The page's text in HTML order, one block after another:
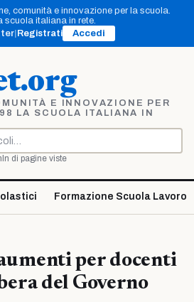
comunità e innovazione per la scuola.
scuola italiana in rete.
Registrati Accedi
E INNOVAZIONE PER
LA SCUOLA ITALIANA IN
di pagine viste
Formazione Scuola Lavoro
per docenti
del Governo